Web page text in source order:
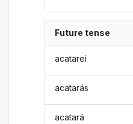
Future tense
acatarei
acatarás
acatará